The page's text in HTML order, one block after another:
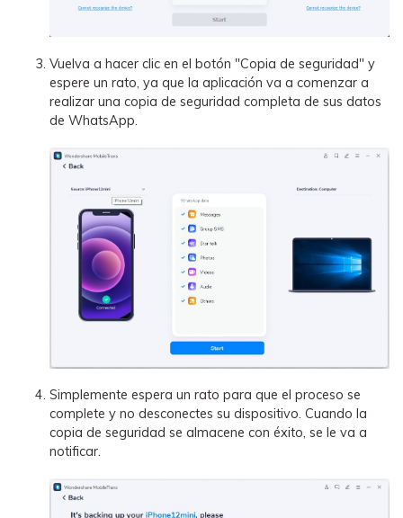
Vuelva a hacer clic en el botón "Copia de seguridad" y
espere un rato, ya que la aplicación va a comenzar a
realizar una copia de seguridad completa de sus datos
de WhatsApp.
Simplemente espera un rato para que el proceso se
complete y no desconectes su dispositivo. Cuando la
copia de seguridad se almacene con éxito, se le va a
notificar.